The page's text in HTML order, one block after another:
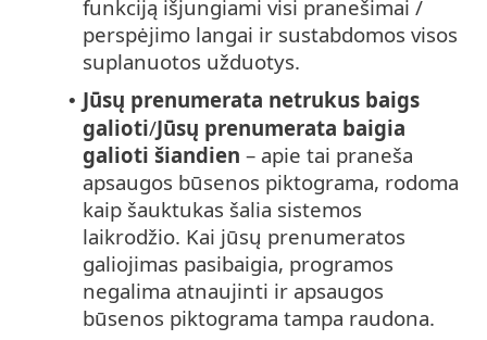
funkciją išjungiami visi pranešimai /
perspėjimo langai ir sustabdomos visos
suplanuotos užduotys.
• Jūsų prenumerata netrukus baigs
galioti/Jūsų prenumerata baigia
galioti šiandien – apie tai praneša
apsaugos būsenos piktograma, rodoma
kaip šauktukas šalia sistemos
laikrodžio. Kai jūsų prenumeratos
galiojimas pasibaigia, programos
negalima atnaujinti ir apsaugos
būsenos piktograma tampa raudona.